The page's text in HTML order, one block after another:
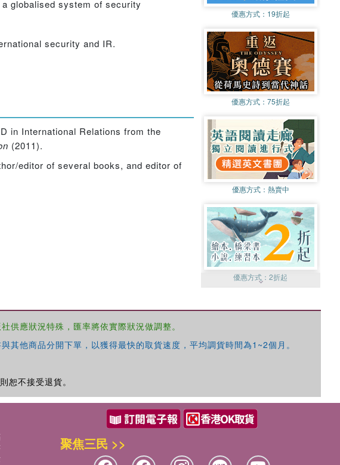
globalised system of security
security and IR.
in International Relations from the
(2011).
editor of several books, and editor of
優惠方式： 19折起
優惠方式： 75折起
優惠方式： 熱賣中
優惠方式：2折起
供應狀況特殊，匯率將依實際狀況做調整。
他商品分開下單，以獲得最快的取貨速度，平均調貨時間為1~2個月。
恕不接受退貨。
聚焦三民 >>